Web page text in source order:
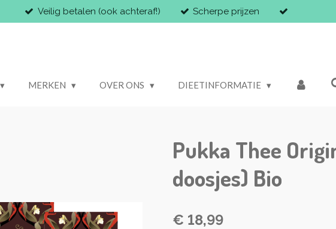
Veilig betalen (ook achteraf!) Scherpe prijzen
MERKEN OVER ONS DIEETINFORMATIE
Pukka Thee
doosjes) Bio
€ 18,99